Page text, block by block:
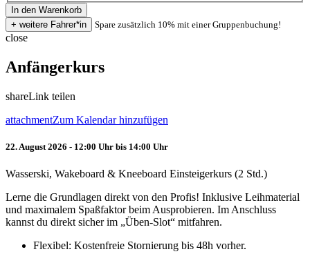
Spare zusätzlich 10% mit einer Gruppenbuchung!
close
Anfängerkurs
shareLink teilen
attachmentZum Kalendar hinzufügen
22. August 2026 - 12:00 Uhr bis 14:00 Uhr
Wasserski, Wakeboard & Kneeboard Einsteigerkurs (2 Std.)
Lerne die Grundlagen direkt von den Profis! Inklusive Leihmaterial
und maximalem Spaßfaktor beim Ausprobieren. Im Anschluss
kannst du direkt sicher im „Üben-Slot“ mitfahren.
Flexibel: Kostenfreie Stornierung bis 48h vorher.